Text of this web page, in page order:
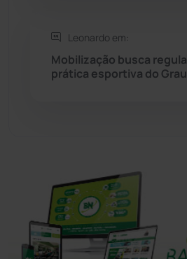
Leonardo em:
Mobilização busca
prática esportiva do